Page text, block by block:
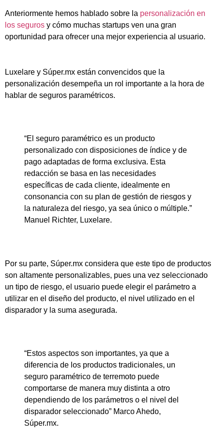
Anteriormente hemos hablado sobre la personalización en
los seguros y cómo muchas startups ven una gran
oportunidad para ofrecer una mejor experiencia al usuario.
Luxelare y Súper.mx están convencidos que la
personalización desempeña un rol importante a la hora de
hablar de seguros paramétricos.
“El seguro paramétrico es un producto
personalizado con disposiciones de índice y de
pago adaptadas de forma exclusiva. Esta
redacción se basa en las necesidades
específicas de cada cliente, idealmente en
consonancia con su plan de gestión de riesgos y
la naturaleza del riesgo, ya sea único o múltiple.”
Manuel Richter, Luxelare.
Por su parte, Súper.mx considera que este tipo de productos
son altamente personalizables, pues una vez seleccionado
un tipo de riesgo, el usuario puede elegir el parámetro a
utilizar en el diseño del producto, el nivel utilizado en el
disparador y la suma asegurada.
“Estos aspectos son importantes, ya que a
diferencia de los productos tradicionales, un
seguro paramétrico de terremoto puede
comportarse de manera muy distinta a otro
dependiendo de los parámetros o el nivel del
disparador seleccionado” Marco Ahedo,
Súper.mx.